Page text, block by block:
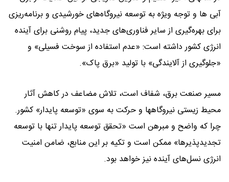
آبی ها و توجه ویژه به توسعه نیروگاه‌های خورشیدی و برنامه‌ریزی
برای بهره‌گیری از سایر فناوری‌های جدید، پیام روشنی برای آینده
انرژی کشور داشته است: «عدم استفاده از سوخت فسیلی» و
«جلوگیری از آلایندگی» با تولید «برق پاک».
مسیر صنعت برق، شفاف است، تلاش مضاعف در کاهش آثار
محیط زیستی نیروگاهها و حرکت به سوی «توسعه پایدار» کشور.
چرا که واضح و مبرهن است «تحقق توسعه پایدار تنها با توسعه
تجدیدپذیرها» ممکن است و تکیه بر این منابع، ضامن امنیت
انرژی نسل‌های آینده نیز خواهد بود.